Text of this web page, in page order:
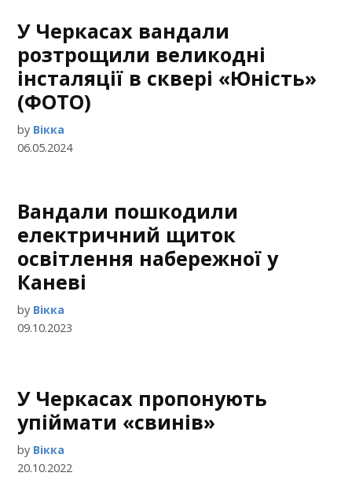
У Черкасах вандали
розтрощили великодні
інсталяції в сквері «Юність»
(ФОТО)
by Вікка
06.05.2024
Вандали пошкодили
електричний щиток
освітлення набережної у
Каневі
by Вікка
09.10.2023
У Черкасах пропонують
упіймати «свинів»
by Вікка
20.10.2022